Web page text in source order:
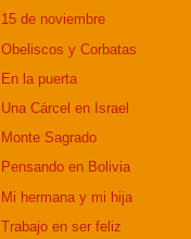
15 de noviembre
Obeliscos y Corbatas
En la puerta
Una Cárcel en Israel
Monte Sagrado
Pensando en Bolivia
Mi hermana y mi hija
Trabajo en ser feliz